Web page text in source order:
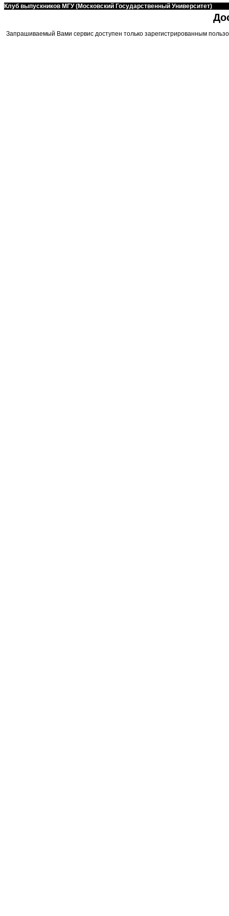
Клуб выпускников МГУ (Московский Государственный Университет)
Запрашиваемый Вами сервис доступен только зарегистрированным